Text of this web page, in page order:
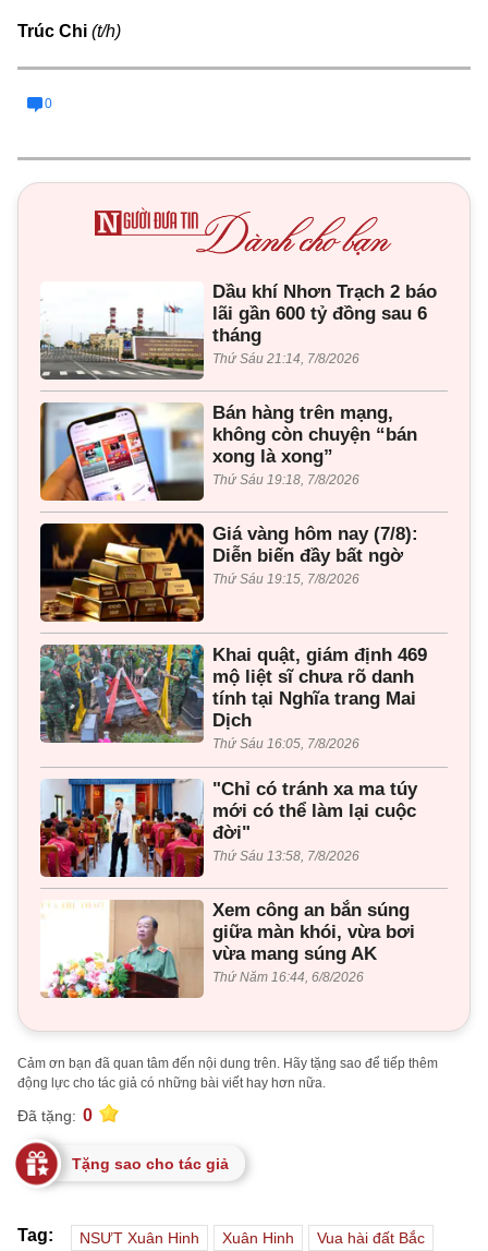
Trúc Chi (t/h)
0
Dầu khí Nhơn Trạch 2 báo
lãi gần 600 tỷ đồng sau 6
tháng
Thứ Sáu 21:14, 7/8/2026
Bán hàng trên mạng,
không còn chuyện “bán
xong là xong”
Thứ Sáu 19:18, 7/8/2026
Giá vàng hôm nay (7/8):
Diễn biến đầy bất ngờ
Thứ Sáu 19:15, 7/8/2026
Khai quật, giám định 469
mộ liệt sĩ chưa rõ danh
tính tại Nghĩa trang Mai
Dịch
Thứ Sáu 16:05, 7/8/2026
"Chỉ có tránh xa ma túy
mới có thể làm lại cuộc
đời"
Thứ Sáu 13:58, 7/8/2026
Xem công an bắn súng
giữa màn khói, vừa bơi
vừa mang súng AK
Thứ Năm 16:44, 6/8/2026
Cảm ơn bạn đã quan tâm đến nội dung trên. Hãy tặng sao để tiếp thêm
động lực cho tác giả có những bài viết hay hơn nữa.
Đã tặng: 0
Tặng sao cho tác giả
Tag: NSƯT Xuân Hinh Xuân Hinh Vua hài đất Bắc